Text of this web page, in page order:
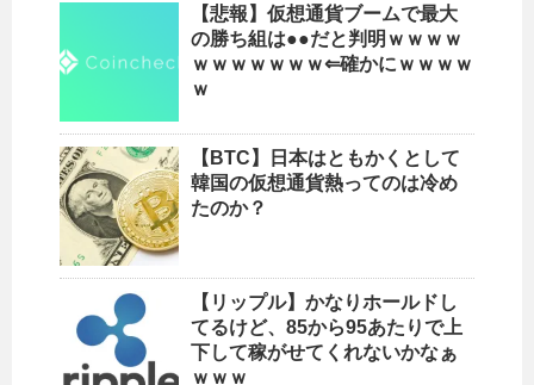
【悲報】仮想通貨ブームで最大
の勝ち組は●●だと判明ｗｗｗｗ
ｗｗｗｗｗｗｗ⇐確かにｗｗｗｗ
ｗ
【BTC】日本はともかくとして
韓国の仮想通貨熱ってのは冷め
たのか？
【リップル】かなりホールドし
てるけど、85から95あたりで上
下して稼がせてくれないかなぁ
ｗｗｗ